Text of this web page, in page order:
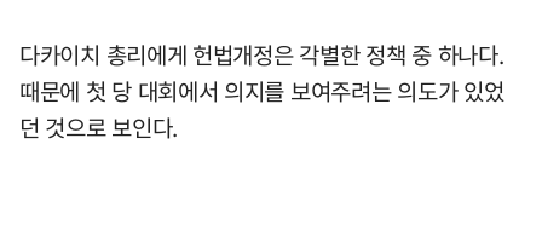
다카이치 총리에게 헌법개정은 각별한 정책 중 하나다.
때문에 첫 당 대회에서 의지를 보여주려는 의도가 있었
던 것으로 보인다.